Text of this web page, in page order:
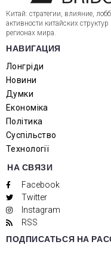
Китай: стратегии, влияние,
активности китайских
регионах мира.
НАВИГАЦИЯ
Лонгріди
Новини
Думки
Економіка
Політика
Суспільство
Технології
НА СВЯЗИ
Facebook
Twitter
Instagram
RSS
ПОДПИСАТЬСЯ НА